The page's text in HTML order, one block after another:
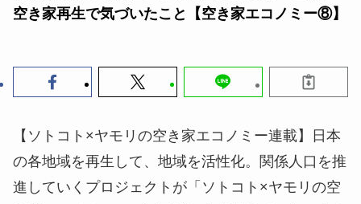
空き家再生で気づいたこと【空き家エコノミー⑧】
【ソトコト×ヤモリの空き家エコノミー連載】日本
の各地域を再生して、地域を活性化。関係人口を推
進していくプロジェクトが「ソトコト×ヤモリの空